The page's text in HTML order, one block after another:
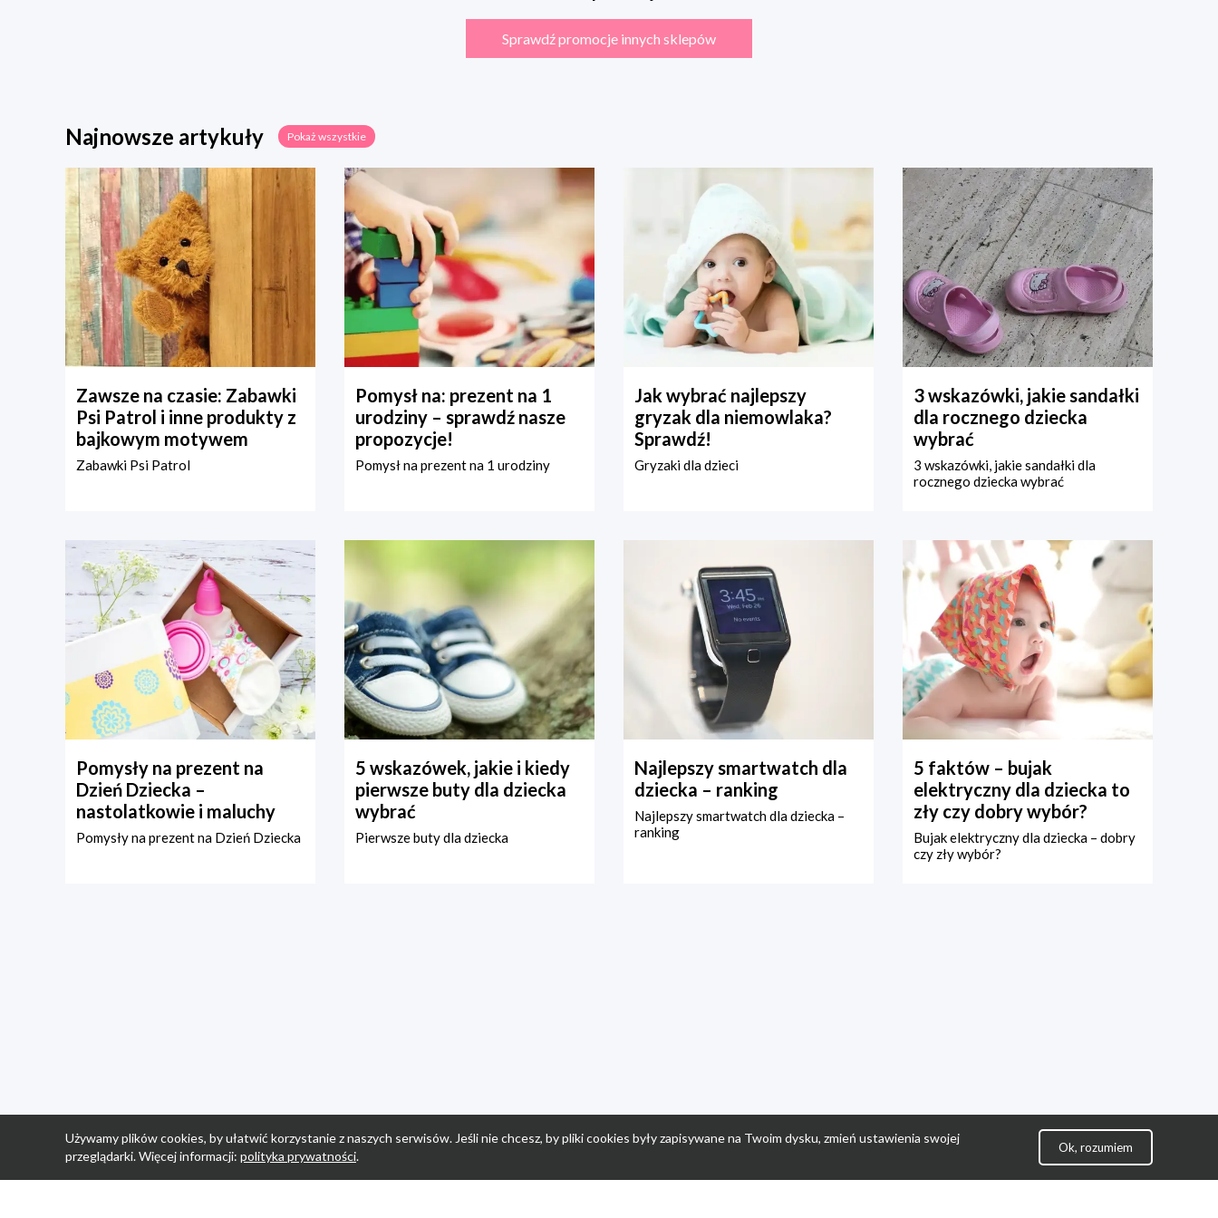
Sprawdź promocje innych sklepów
Najnowsze artykuły Pokaż wszystkie
Zawsze na czasie: Zabawki
Psi Patrol i inne produkty z
bajkowym motywem
Zabawki Psi Patrol
Pomysł na: prezent na 1
urodziny – sprawdź nasze
propozycje!
Pomysł na prezent na 1 urodziny
Jak wybrać najlepszy
gryzak dla niemowlaka?
Sprawdź!
Gryzaki dla dzieci
3 wskazówki, jakie sandałki
dla rocznego dziecka
wybrać
3 wskazówki, jakie sandałki dla
rocznego dziecka wybrać
Pomysły na prezent na
Dzień Dziecka –
nastolatkowie i maluchy
Pomysły na prezent na Dzień Dziecka
5 wskazówek, jakie i kiedy
pierwsze buty dla dziecka
wybrać
Pierwsze buty dla dziecka
Najlepszy smartwatch dla
dziecka – ranking
Najlepszy smartwatch dla dziecka –
ranking
5 faktów – bujak
elektryczny dla dziecka to
zły czy dobry wybór?
Bujak elektryczny dla dziecka – dobry
czy zły wybór?
Używamy plików cookies, by ułatwić korzystanie z naszych serwisów. Jeśli nie chcesz, by pliki cookies były zapisywane na Twoim dysku, zmień ustawienia swojej
przeglądarki. Więcej informacji: polityka prywatności.
Ok, rozumiem